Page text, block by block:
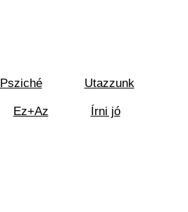
Psziché Utazzunk
Ez+Az Írni jó